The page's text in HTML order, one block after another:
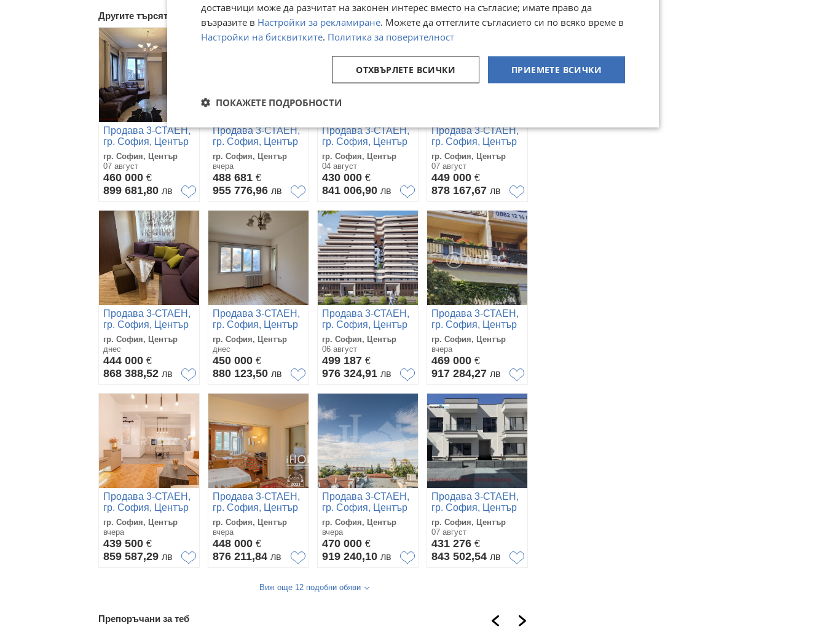
Другите търсят също
Продава 3-СТАЕН,
гр. София, Център
гр. София, Център
07 август
460 000 €
899 681,80 лв
Продава 3-СТАЕН,
гр. София, Център
гр. София, Център
вчера
488 681 €
955 776,96 лв
Продава 3-СТАЕН,
гр. София, Център
гр. София, Център
04 август
430 000 €
841 006,90 лв
Продава 3-СТАЕН,
гр. София, Център
гр. София, Център
07 август
449 000 €
878 167,67 лв
Продава 3-СТАЕН,
гр. София, Център
гр. София, Център
днес
444 000 €
868 388,52 лв
Продава 3-СТАЕН,
гр. София, Център
гр. София, Център
днес
450 000 €
880 123,50 лв
Продава 3-СТАЕН,
гр. София, Център
гр. София, Център
06 август
499 187 €
976 324,91 лв
Продава 3-СТАЕН,
гр. София, Център
гр. София, Център
вчера
469 000 €
917 284,27 лв
Продава 3-СТАЕН,
гр. София, Център
гр. София, Център
вчера
439 500 €
859 587,29 лв
Продава 3-СТАЕН,
гр. София, Център
гр. София, Център
вчера
448 000 €
876 211,84 лв
Продава 3-СТАЕН,
гр. София, Център
гр. София, Център
вчера
470 000 €
919 240,10 лв
Продава 3-СТАЕН,
гр. София, Център
гр. София, Център
07 август
431 276 €
843 502,54 лв
Виж още 12 подобни обяви
Препоръчани за теб
доставчици може да разчитат на законен интерес вместо на съгласие; имате право да
възразите в Настройки за рекламиране. Можете да оттеглите съгласието си по всяко време в
Настройки на бисквитките. Политика за поверителност
ПРИЕМЕТЕ ВСИЧКИ
ОТХВЪРЛЕТЕ ВСИЧКИ
ПОКАЖЕТЕ ПОДРОБНОСТИ